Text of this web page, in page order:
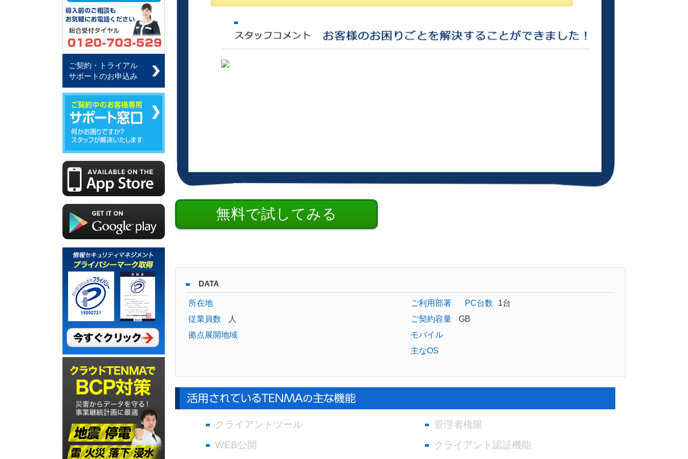
無料で試してみる
DATA
所在地
従業員数
人
拠点展開地域
ご利用部署 PC台数
1台
ご契約容量
GB
モバイル
主なOS
クライアントツール
管理者権限
WEB公開
クライアント認証機能
ご契約・トライアル
サポートのお申込み